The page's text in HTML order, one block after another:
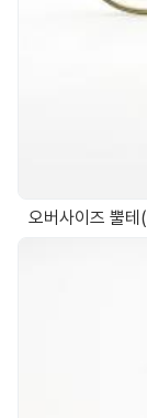
오버사이즈 뿔